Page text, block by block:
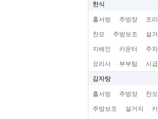
한식
홀서빙 주방장 조
찬모 주방보조 설거
지배인 카운터 주
요리사 부부팀 시
감자탕
홀서빙 주방장 찬모
주방보조 설거지